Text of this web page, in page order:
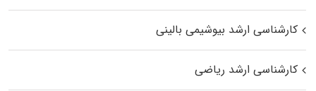
کارشناسی ارشد بیوشیمی بالینی
کارشناسی ارشد ریاضی